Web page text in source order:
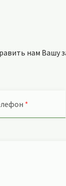
нам Вашу
*